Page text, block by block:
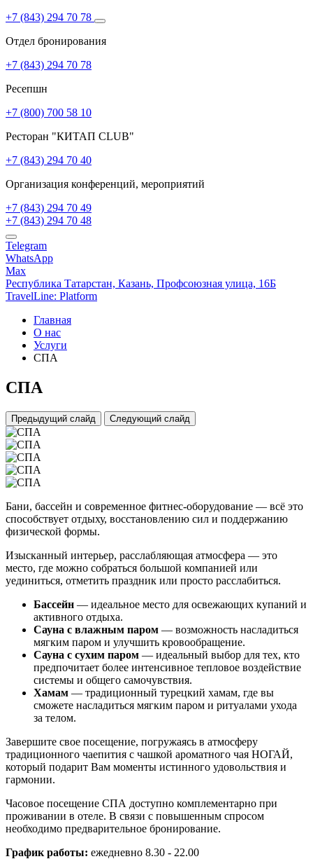
+7 (843) 294 70 78
Отдел бронирования
+7 (843) 294 70 78
Ресепшн
+7 (800) 700 58 10
Ресторан "КИТАП CLUB"
+7 (843) 294 70 40
Организация конференций, мероприятий
+7 (843) 294 70 49
+7 (843) 294 70 48
Telegram
WhatsApp
Max
Республика Татарстан, Казань, Профсоюзная улица, 16Б
TravelLine: Platform
Главная
О нас
Услуги
СПА
СПА
Предыдущий слайд Следующий слайд
Бани, бассейн и современное фитнес-оборудование — всё это
способствует отдыху, восстановлению сил и поддержанию
физической формы.
Изысканный интерьер, расслабляющая атмосфера — это
место, где можно собраться большой компанией или
уединиться, отметить праздник или просто расслабиться.
Бассейн — идеальное место для освежающих купаний и
активного отдыха.
Сауна с влажным паром — возможность насладиться
мягким паром и улучшить кровообращение.
Сауна с сухим паром — идеальный выбор для тех, кто
предпочитает более интенсивное тепловое воздействие
системы и общего самочувствия.
Хамам — традиционный турецкий хамам, где вы
сможете насладиться мягким паром и ритуалами ухода
за телом.
Завершите свое посещение, погружаясь в атмосферу
традиционного чаепития с чашкой ароматного чая НОГАЙ,
который подарит Вам моменты истинного удовольствия и
гармонии.
Часовое посещение СПА доступно комплементарно при
проживании в отеле. В связи с повышенным спросом
необходимо предварительное бронирование.
График работы: ежедневно 8.30 - 22.00